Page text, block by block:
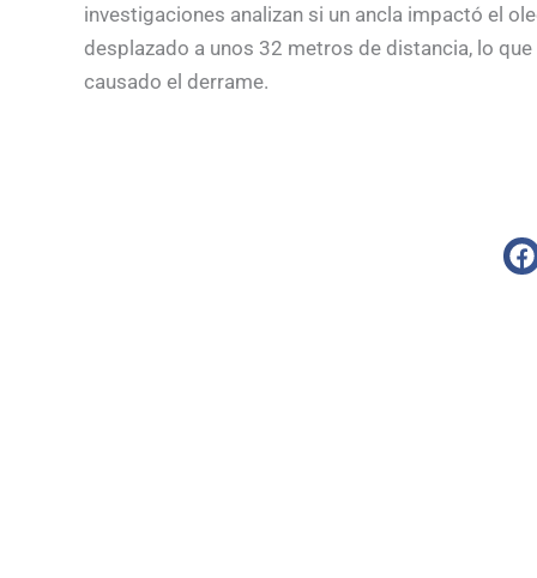
investigaciones analizan si un ancla impactó el
desplazado a unos 32 metros de distancia, lo
causado el derrame.